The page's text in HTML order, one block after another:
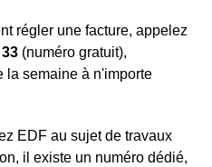
régler une facture, appelez
(numéro gratuit),
la semaine à n'importe
EDF au sujet de travaux
il existe un numéro dédié,